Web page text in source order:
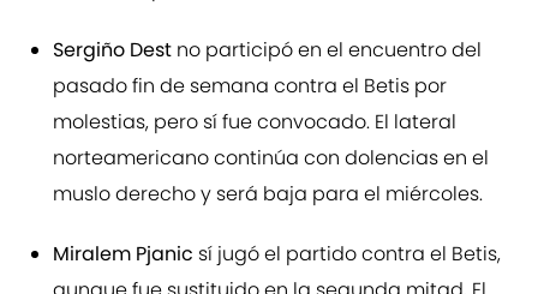
Sergiño Dest no participó en el encuentro del
pasado fin de semana contra el Betis por
molestias, pero sí fue convocado. El lateral
norteamericano continúa con dolencias en el
muslo derecho y será baja para el miércoles.
Miralem Pjanic sí jugó el partido contra el Betis,